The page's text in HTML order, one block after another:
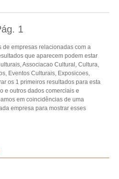
1
de empresas relacionadas com a
que aparecem podem estar
Associacao Cultural, Cultura,
Eventos Culturais, Exposicoes,
os 1 primeiros resultados para esta
e outros dados comerciais e
em coincidências de uma
empresa para mostrar esses